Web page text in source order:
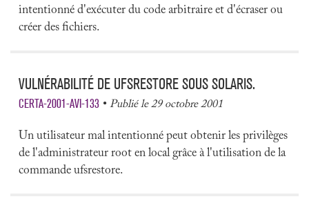
intentionné d'exécuter du code arbitraire et d'écraser ou
créer des fichiers.
VULNÉRABILITÉ DE UFSRESTORE SOUS SOLARIS.
CERTA-2001-AVI-133 Publié le 29 octobre 2001
Un utilisateur mal intentionné peut obtenir les privilèges
de l'administrateur root en local grâce à l'utilisation de la
commande ufsrestore.